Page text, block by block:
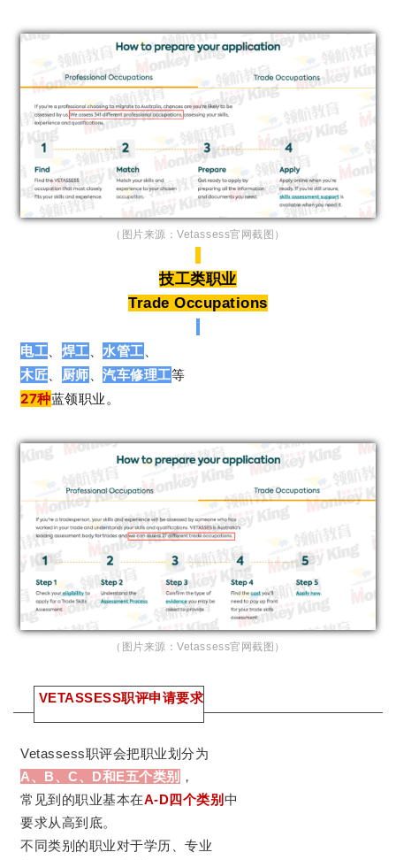
（图片来源：Vetassess官网截图）
技工类职业
Trade Occupations
电工 焊工 水管工
木匠
厨师 、汽车修理工等
27种蓝领职业。
（图片来源：Vetassess官网截图）
VETASSESS职评申请要求
Vetassess职评会把职业划分为
A、B、C、D和E五个类别 ，
常见到的职业基本在A-D四个类别 中
要求从高到底。
不同类别的职业对于学历、专业